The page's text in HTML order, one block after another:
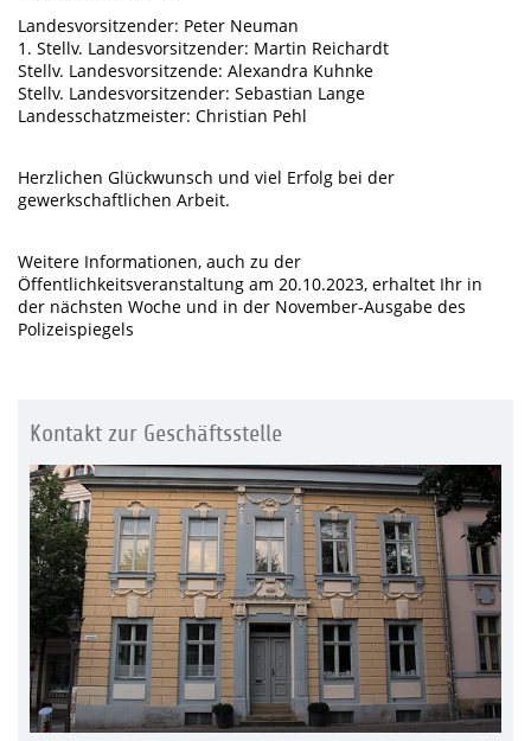
Landesvorsitzender: Peter Neuman
1. Stellv. Landesvorsitzender: Martin Reichardt
Stellv. Landesvorsitzende: Alexandra Kuhnke
Stellv. Landesvorsitzender: Sebastian Lange
Landesschatzmeister: Christian Pehl
Herzlichen Glückwunsch und viel Erfolg bei der
gewerkschaftlichen Arbeit.
Weitere Informationen, auch zu der
Öffentlichkeitsveranstaltung am 20.10.2023, erhaltet Ihr in
der nächsten Woche und in der November-Ausgabe des
Polizeispiegels
Kontakt zur Geschäftsstelle